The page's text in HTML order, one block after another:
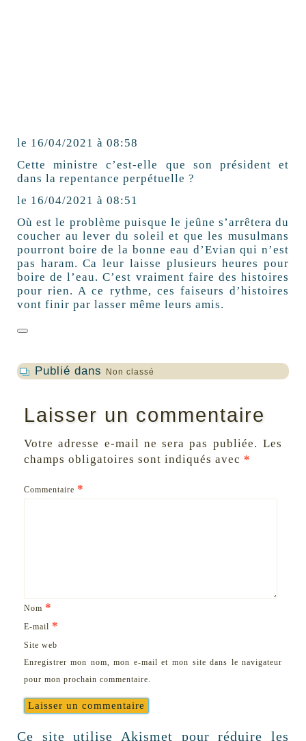
le 16/04/2021 à 08:58
Cette ministre c’est-elle que son président et
dans la repentance perpétuelle ?
le 16/04/2021 à 08:51
Où est le problème puisque le jeûne s’arrêtera du
coucher au lever du soleil et que les musulmans
pourront boire de la bonne eau d’Evian qui n’est
pas haram. Ca leur laisse plusieurs heures pour
boire de l’eau. C’est vraiment faire des histoires
pour rien. A ce rythme, ces faiseurs d’histoires
vont finir par lasser même leurs amis.
Publié dans Non classé
Laisser un commentaire
Votre adresse e-mail ne sera pas publiée. Les
champs obligatoires sont indiqués avec *
Commentaire *
Nom *
E-mail *
Site web
Enregistrer mon nom, mon e-mail et mon site dans le navigateur
pour mon prochain commentaire.
Ce site utilise Akismet pour réduire les